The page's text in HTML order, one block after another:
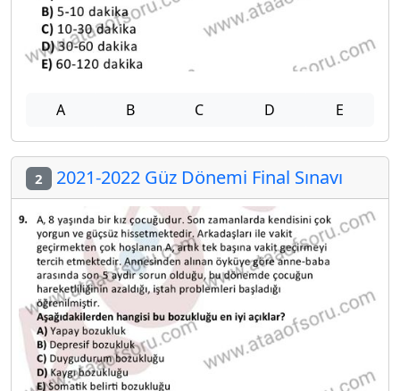
A B C D E
2 2021-2022 Güz Dönemi Final Sınavı